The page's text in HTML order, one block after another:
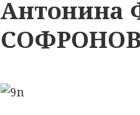
Антонина